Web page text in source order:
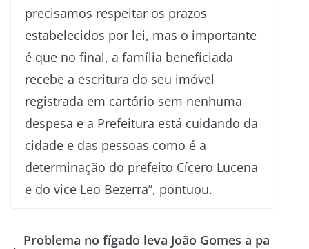
precisamos respeitar os prazos
estabelecidos por lei, mas o importante
é que no final, a família beneficiada
recebe a escritura do seu imóvel
registrada em cartório sem nenhuma
despesa e a Prefeitura está cuidando da
cidade e das pessoas como é a
determinação do prefeito Cícero Lucena
e do vice Leo Bezerra”, pontuou.
Problema no fígado leva João Gomes a pa